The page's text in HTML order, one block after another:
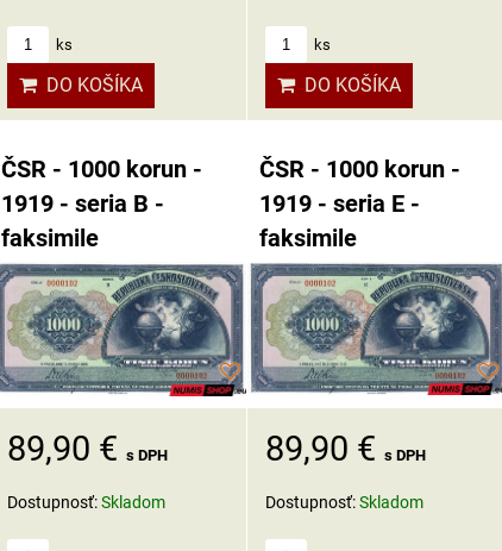
ks
DO KOŠÍKA
ks
DO KOŠÍKA
ČSR - 1000 korun -
1919 - seria B -
faksimile
89,90 €s DPH
Dostupnosť:Skladom
ČSR - 1000 korun -
1919 - seria E -
faksimile
89,90 €s DPH
Dostupnosť:Skladom